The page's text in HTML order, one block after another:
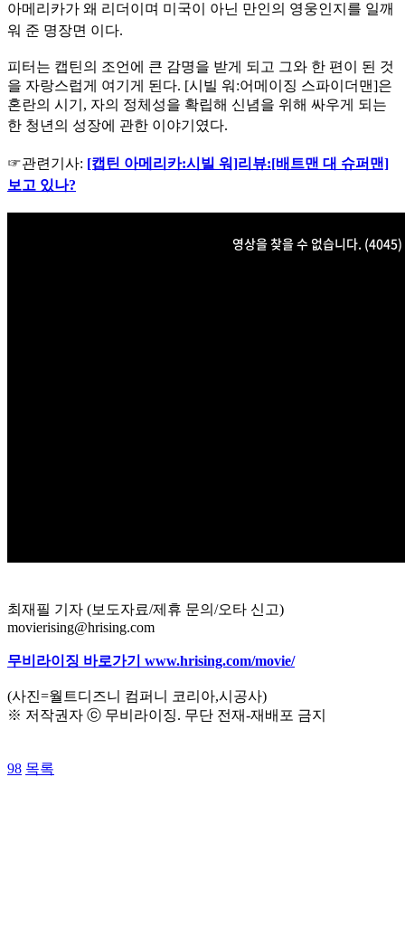
아메리카가 왜 리더이며 미국이 아닌 만인의 영웅인지를 일깨
워 준 명장면 이다.
피터는 캡틴의 조언에 큰 감명을 받게 되고 그와 한 편이 된 것
을 자랑스럽게 여기게 된다. [시빌 워:어메이징 스파이더맨]은
혼란의 시기, 자의 정체성을 확립해 신념을 위해 싸우게 되는
한 청년의 성장에 관한 이야기였다.
☞관련기사: [캡틴 아메리카:시빌 워]리뷰:[배트맨 대 슈퍼맨]
보고 있나?
최재필 기자 (보도자료/제휴 문의/오타 신고)
movierising@hrising.com
무비라이징 바로가기 www.hrising.com/movie/
(사진=월트디즈니 컴퍼니 코리아,시공사)
※ 저작권자 ⓒ 무비라이징. 무단 전재-재배포 금지
98 목록